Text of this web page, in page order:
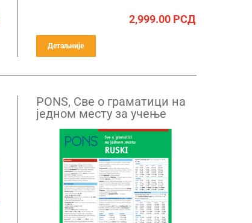
2,999.00РСД
Детаљније
PONS, Све о граматици на
једном месту за учење
руског језика